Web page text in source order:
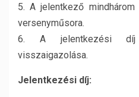
5. A jelentkező
versenyműsora.
6. A jelentkezési díj
visszaigazolása.
Jelentkezési díj: